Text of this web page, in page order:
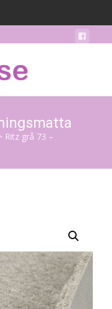
Ritz grå 73 –